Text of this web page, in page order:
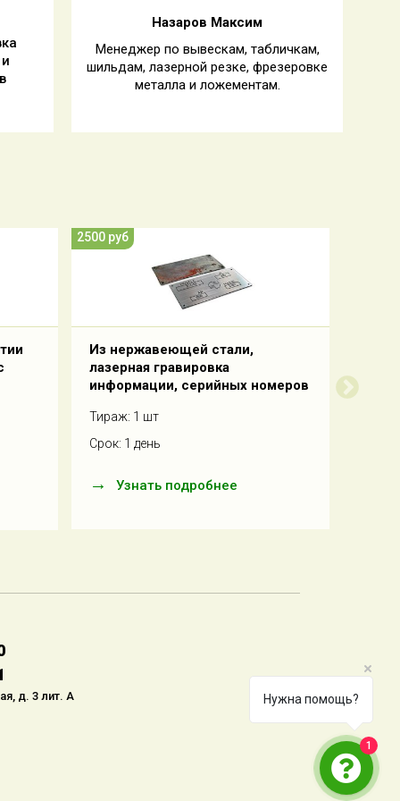
Назаров Максим
Менеджер по вывескам, табличкам,
шильдам, лазерной резке, фрезеровке
металла и ложементам.
2500 руб
Из нержавеющей стали,
лазерная гравировка
информации, серийных номеров
Тираж: 1 шт
Срок: 1 день
Узнать подробнее
д. 3 лит. А Нужна помощь?
1